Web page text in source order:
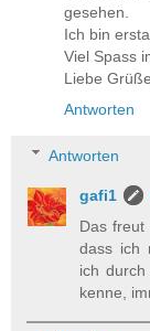
gesehen.
Ich bin
Viel Spass
Liebe Grüße
Antworten
Antworten
gafi1
Das freut
dass ich
ich
kenne,